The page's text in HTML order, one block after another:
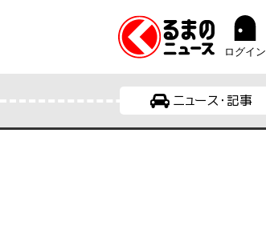
ログイン
ニュース・記事